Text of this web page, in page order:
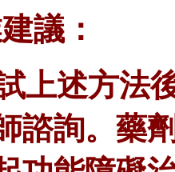
議：
上述方法
諮詢。 藥